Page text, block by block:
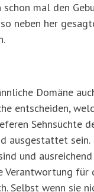
schon mal den
neben her
Domäne
entscheiden,
Sehnsüchte
ausgestattet
und
Verantwortung
Selbst wenn sie